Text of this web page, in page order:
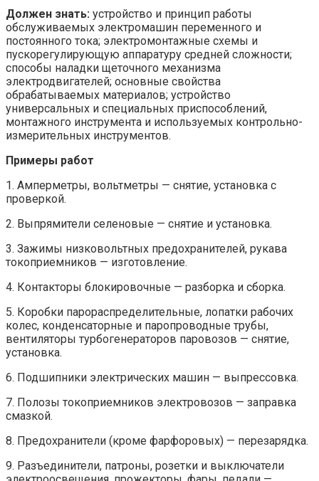
Должен знать: устройство и принцип работы
обслуживаемых электромашин переменного и
постоянного тока; электромонтажные схемы и
пускорегулирующую аппаратуру средней сложности;
способы наладки щеточного механизма
электродвигателей; основные свойства
обрабатываемых материалов; устройство
универсальных и специальных приспособлений,
монтажного инструмента и используемых контрольно-
измерительных инструментов.
Примеры работ
1. Амперметры, вольтметры — снятие, установка с
проверкой.
2. Выпрямители селеновые — снятие и установка.
3. Зажимы низковольтных предохранителей, рукава
токоприемников — изготовление.
4. Контакторы блокировочные — разборка и сборка.
5. Коробки парораспределительные, лопатки рабочих
колес, конденсаторные и паропроводные трубы,
вентиляторы турбогенераторов паровозов — снятие,
установка.
6. Подшипники электрических машин — выпрессовка.
7. Полозы токоприемников электровозов — заправка
смазкой.
8. Предохранители (кроме фарфоровых) — перезарядка.
9. Разъединители, патроны, розетки и выключатели